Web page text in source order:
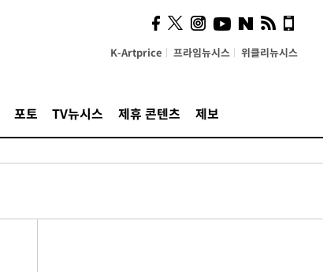
K-Artprice 프라임뉴시스 위클리뉴시스
포토 TV뉴시스 제휴 콘텐츠 제보
사이 해답 찾았죠"…알을
깨고 나온 '초자아'